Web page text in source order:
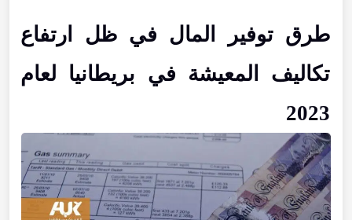
طرق توفير المال في ظل ارتفاع
تكاليف المعيشة في بريطانيا لعام
2023